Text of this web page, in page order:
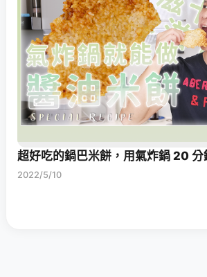
超好吃的鍋巴米餅，用氣炸鍋 20 分
2022/5/10